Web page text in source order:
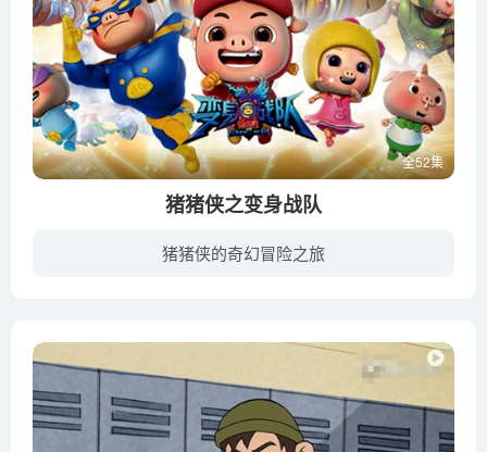
全52集
猪猪侠之变身战队
猪猪侠的奇幻冒险之旅